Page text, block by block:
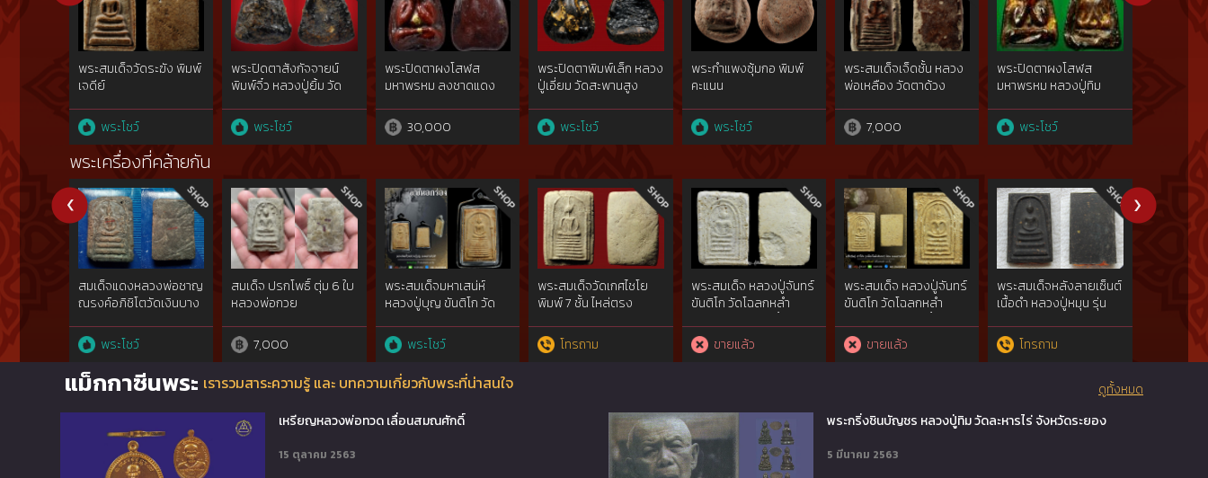
พระสมเด็จวัดระฆัง พิมพ์
เจดีย์
พระโชว์
พระปิดตาสังกัจจายน์
พิมพ์จิ๋ว หลวงปู่ยิ้ม วัด
พระโชว์
พระปิดตาผงโสฬส
มหาพรหม ลงชาดแดง
ทิม วัดละหารไร่
30,000
พระปิดตาพิมพ์เล็ก หลวง
ปู่เอี่ยม วัดสะพานสูง
พระโชว์
พระกำแพงซุ้มกอ พิมพ์
คะแนน
พระโชว์
พระสมเด็จเจ็ดชั้น หลวง
พ่อเหลือง วัดตาด้วง
7,000
พระปิดตาผงโสฬส
มหาพรหม หลวงปู่ทิม
พระโชว์ พระโ
พระเครื่องที่คล้ายกัน
สมเด็จแดงหลวงพ่อชาญ
ณรงค์อภิชิโตวัดเงินบาง
มวรสารสมเด็จวัดระฆัง
และบางขุนพรหมฯ{rare
show}
พระโชว์
สมเด็จ ปรกโพธิ์ ตุ่ม 6 ใบ
หลวงพ่อกวย
7,000
พระสมเด็จมหาเสน่ห์
หลวงปู่บุญ ขันติโก วัด
พิมพ์9ชั้นอกร่อง(นิยม)
พระโชว์
พระสมเด็จวัดเกศไชโย
พิมพ์ 7 ชั้น ไหล่ตรง
โทรถาม
พระสมเด็จ หลวงปู่จันทร์
ขันติโก วัดโฉลกหลํา
คู่(เข่าโค้ง)เนื้อผงมหา
เสน่ห์
ขายแล้ว
พระสมเด็จ หลวงปู่จันทร์
ขันติโก วัดโฉลกหลํา
เข่าโค้ง เนื้อผงมหาเสน่ห์
ขายแล้ว
พระสมเด็จหลังลายเซ็นต์
เนื้อดำ หลวงปู่หมุน รุ่น
ออกวัดซับลำไย สร้าง
น้อยเพียง 500 องค์
โทรถาม
ธรรมศาล
2,500
แม็กกาซีนพระ เรารวมสาระความรู้ และ บทความเกี่ยวกับพระที่น่าสนใจ
เหรียญหลวงพ่อทวด เลื่อนสมณศักดิ์
15 ตุลาคม 2563
พระกริ่งชินบัญชร หลวงปู่ทิม วัดละหารไร่ จังหวัดระยอง
5 มีนาคม 2563
ดูทั้งหมด